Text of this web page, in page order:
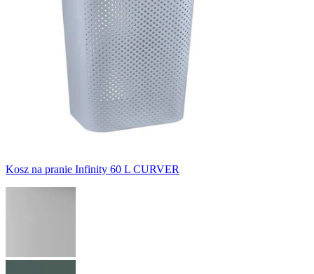
Kosz na pranie Infinity 60 L CURVER